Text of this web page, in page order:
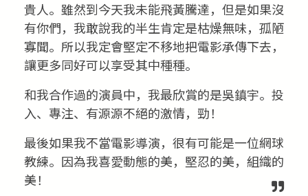
貴人。雖然到今天我未能飛黃騰達，但是如果沒
有你們，我敢說我的半生肯定是枯燥無味，孤陋
寡聞。所以我定會堅定不移地把電影承傳下去，
讓更多同好可以享受其中種種。
和我合作過的演員中，我最欣賞的是吳鎮宇。投
入、專注、有源源不絕的激情，勁！
最後如果我不當電影導演，很有可能是一位網球
教練。因為我喜愛動態的美，堅忍的美，組織的
美！